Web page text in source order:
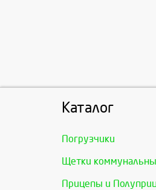
Каталог
Погрузчики
Щетки
Прицепы и